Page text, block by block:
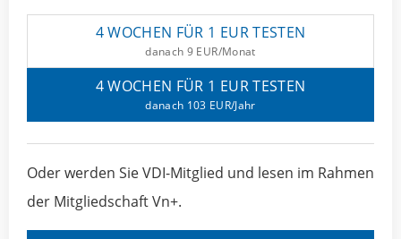
4 WOCHEN FÜR 1 EUR TESTEN
danach 9 EUR/Monat
4 WOCHEN FÜR 1 EUR TESTEN
danach 103 EUR/Jahr
Oder werden Sie VDI-Mitglied und lesen im Rahmen
der Mitgliedschaft Vn+.